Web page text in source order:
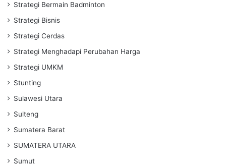
Strategi Bermain Badminton
Strategi Bisnis
Strategi Cerdas
Strategi Menghadapi Perubahan Harga
Strategi UMKM
Stunting
Sulawesi Utara
Sulteng
Sumatera Barat
SUMATERA UTARA
Sumut